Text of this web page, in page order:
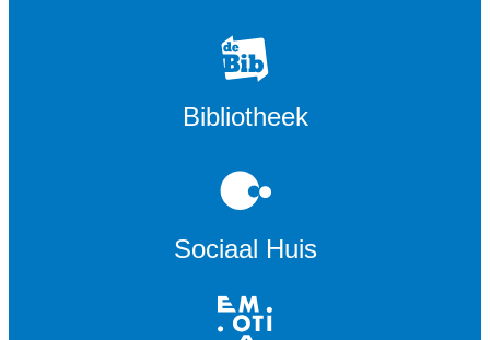
Bibliotheek
Sociaal Huis